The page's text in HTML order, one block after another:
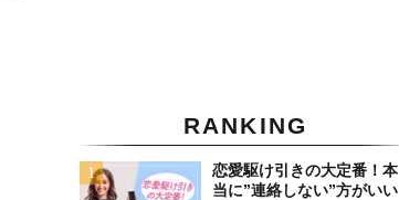
RANKING
恋愛駆け引きの大定番！本
当に”連絡しない”方がいい